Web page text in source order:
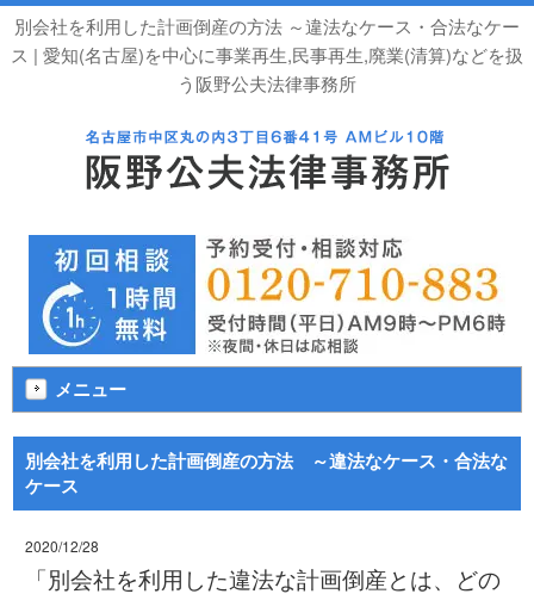
別会社を利用した計画倒産の方法 ～違法なケース・合法なケー
ス | 愛知(名古屋)を中心に事業再生,民事再生,廃業(清算)などを扱
う阪野公夫法律事務所
メニュー
別会社を利用した計画倒産の方法 ～違法なケース・合法な
ケース
2020/12/28
「別会社を利用した違法な計画倒産とは、どの